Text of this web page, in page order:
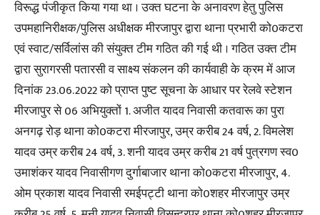
विरूद्ध पंजीकृत किया गया था । उक्त घटना के अनावरण हेतु पुलिस
उपमहानिरीक्षक/पुलिस अधीक्षक मीरजापुर द्वारा थाना प्रभारी को0कटरा
एवं स्वाट/सर्विलांस की संयुक्त टीम गठित की गई थी । गठित उक्त टीम
द्वारा सुरागरसी पतारसी व साक्ष्य संकलन की कार्यवाही के क्रम में आज
दिनांक 23.06.2022 को प्राप्त पुष्ट सूचना के आधार पर रेलवे स्टेशन
मीरजापुर से 06 अभियुक्तों 1. अजीत यादव निवासी कतवारू का पुरा
अनगढ़ रोड़ थाना को0कटरा मीरजापुर, उम्र करीब 24 वर्ष, 2. विमलेश
यादव उम्र करीब 24 वर्ष, 3. शनी यादव उम्र करीब 21 वर्ष पुत्रगण स्व0
उमाशंकर यादव निवासीगण दुर्गाबाजार थाना को0कटरा मीरजापुर, 4.
ओम प्रकाश यादव निवासी रमईपट्टी थाना को0शहर मीरजापुर उम्र